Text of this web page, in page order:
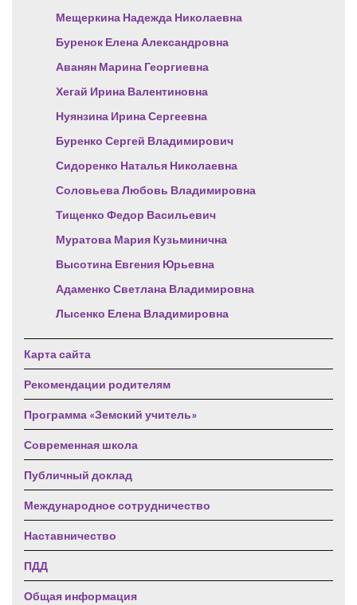
Мещеркина Надежда Николаевна
Буренок Елена Александровна
Аванян Марина Георгиевна
Хегай Ирина Валентиновна
Нуянзина Ирина Сергеевна
Буренко Сергей Владимирович
Сидоренко Наталья Николаевна
Соловьева Любовь Владимировна
Тищенко Федор Васильевич
Муратова Мария Кузьминична
Высотина Евгения Юрьевна
Адаменко Светлана Владимировна
Лысенко Елена Владимировна
Карта сайта
Рекомендации родителям
Программа «Земский учитель»
Современная школа
Публичный доклад
Международное сотрудничество
Наставничество
ПДД
Общая информация